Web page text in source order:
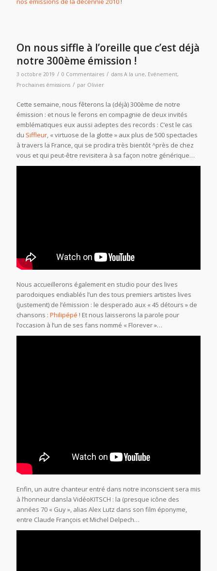
On nous siffle à l’oreille que c’est déjà
notre 300ème émission !
3 octobre 2019 / 0 Commentaires / dans A la une, Evénement,
Prochaines émissions / par Olivier
Cette semaine, nous fêterons la (déjà) 300ème de notre
émission : et nous le ferons en compagnie de deux invités
emblématiques eux aussi adeptes des records : C’est le cas
du Siffleur, « virtuose de la glotte » aux plus de 500 spectacles
à travers la France, qui se prodira très bientôt ^près de chez
vous et qui peut-être revisitera à sa façon notre générique…
Nous accueillerons également en studio pour des lives
parodoiques endiablés l’un des tous premiers artistes lives
(justement) de l’émission : le desperado aux « 45 détours » de
chansons : Philipépé ! Et nous laisserons la parole pour
l’occasion à l’un de ses fans nommé « Florever »…
Enfin, un autre chanteur entré dans notre inconscient sera mis
à l’honneur dansla VidéoKITSCH : la (presque icône des
années 70 « Guy », alias Alex Lutz dans son film éponyme,
entre Claude François et Michel Delpech…